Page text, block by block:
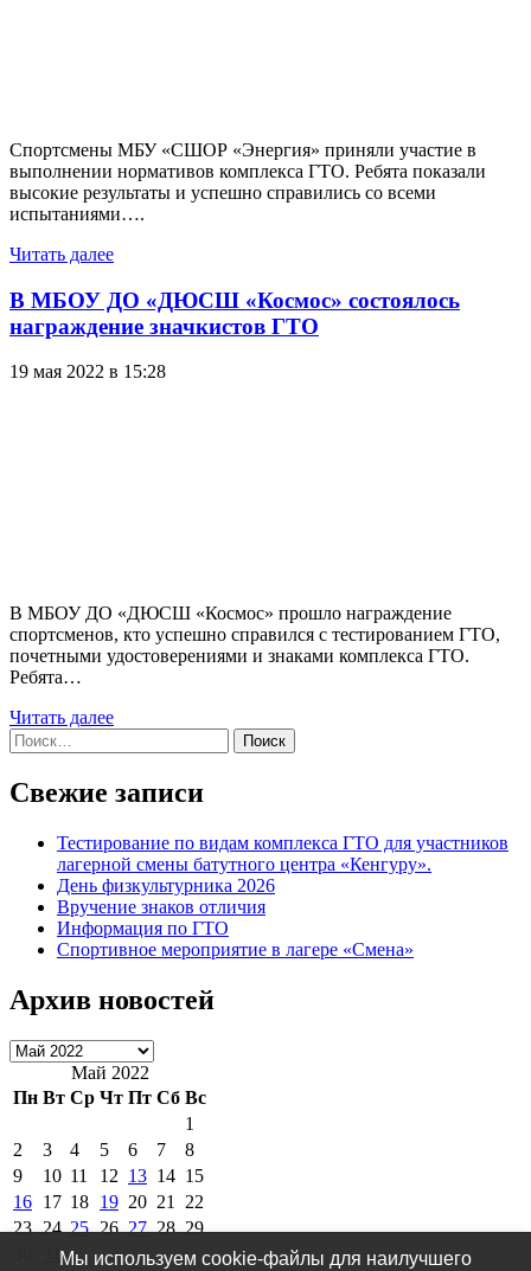
Спортсмены МБУ «СШОР «Энергия» приняли участие в
выполнении нормативов комплекса ГТО. Ребята показали
высокие результаты и успешно справились со всеми
испытаниями….
Читать далее
В МБОУ ДО «ДЮСШ «Космос» состоялось
награждение значкистов ГТО
19 мая 2022 в 15:28
В МБОУ ДО «ДЮСШ «Космос» прошло награждение
спортсменов, кто успешно справился с тестированием ГТО,
почетными удостоверениями и знаками комплекса ГТО.
Ребята…
Читать далее
Найти:
Свежие записи
Тестирование по видам комплекса ГТО для участников
лагерной смены батутного центра «Кенгуру».
День физкультурника 2026
Вручение знаков отличия
Информация по ГТО
Спортивное мероприятие в лагере «Смена»
Архив новостей
Архив
новостейМай 2022
Пн Вт Ср Чт Пт Сб Вс
1
2
3 4 5 6 7
8
9
10 11 12 13 14 15
16 17 18 19 20 21
22
23 24 25 26 27 28 29
31Мы используем cookie-файлы для наилучшего